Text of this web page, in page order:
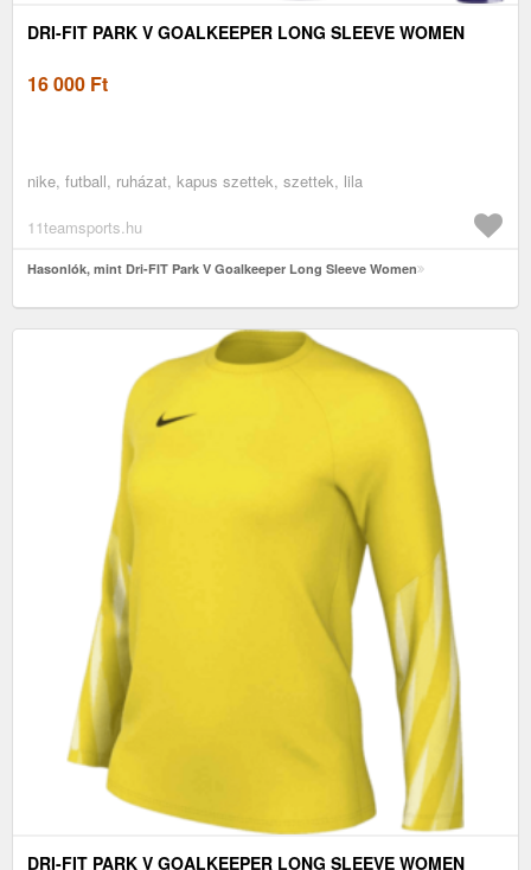
DRI-FIT PARK V GOALKEEPER LONG SLEEVE WOMEN
16 000 Ft
nike, futball, ruházat, kapus szettek, szettek, lila
11teamsports.hu
Hasonlók, mint Dri-FIT Park V Goalkeeper Long Sleeve Women
DRI-FIT PARK V GOALKEEPER LONG SLEEVE WOMEN